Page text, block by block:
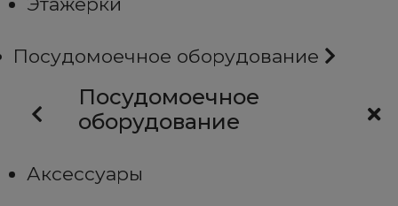
Посудомоечное оборудование
Посудомоечное
оборудование
Аксессуары